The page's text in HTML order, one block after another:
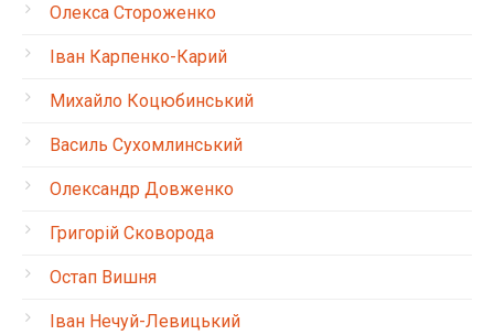
Олекса Стороженко
Іван Карпенко-Карий
Михайло Коцюбинський
Василь Сухомлинський
Олександр Довженко
Григорій Сковорода
Остап Вишня
Іван Нечуй-Левицький